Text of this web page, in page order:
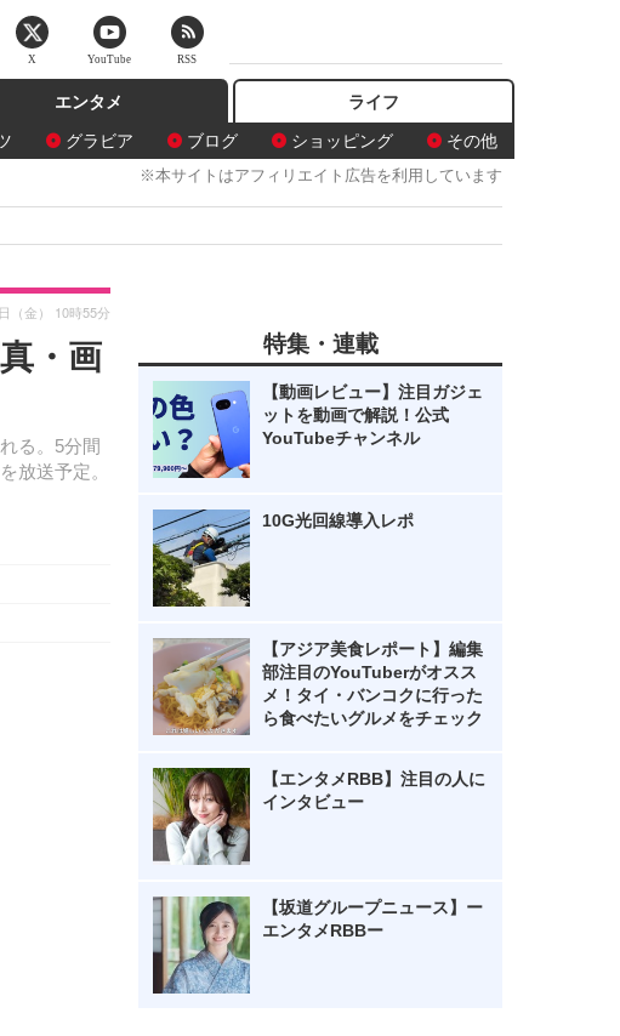
エンタメ
グラビア ブログ ショッピング その他
ライフ
※本サイトはアフィリエイト広告を利用しています
・画
る。5分間
放送予定。
（金） 10時55分
特集・連載
【動画レビュー】注目ガジェ
ットを動画で解説！公式
YouTubeチャンネル
10G光回線導入レポ
【アジア美食レポート】編集
部注目のYouTuberがオスス
メ！タイ・バンコクに行った
ら食べたいグルメをチェック
【エンタメRBB】注目の人に
インタビュー
【坂道グループニュース】ー
エンタメRBBー
X YouTube RSS